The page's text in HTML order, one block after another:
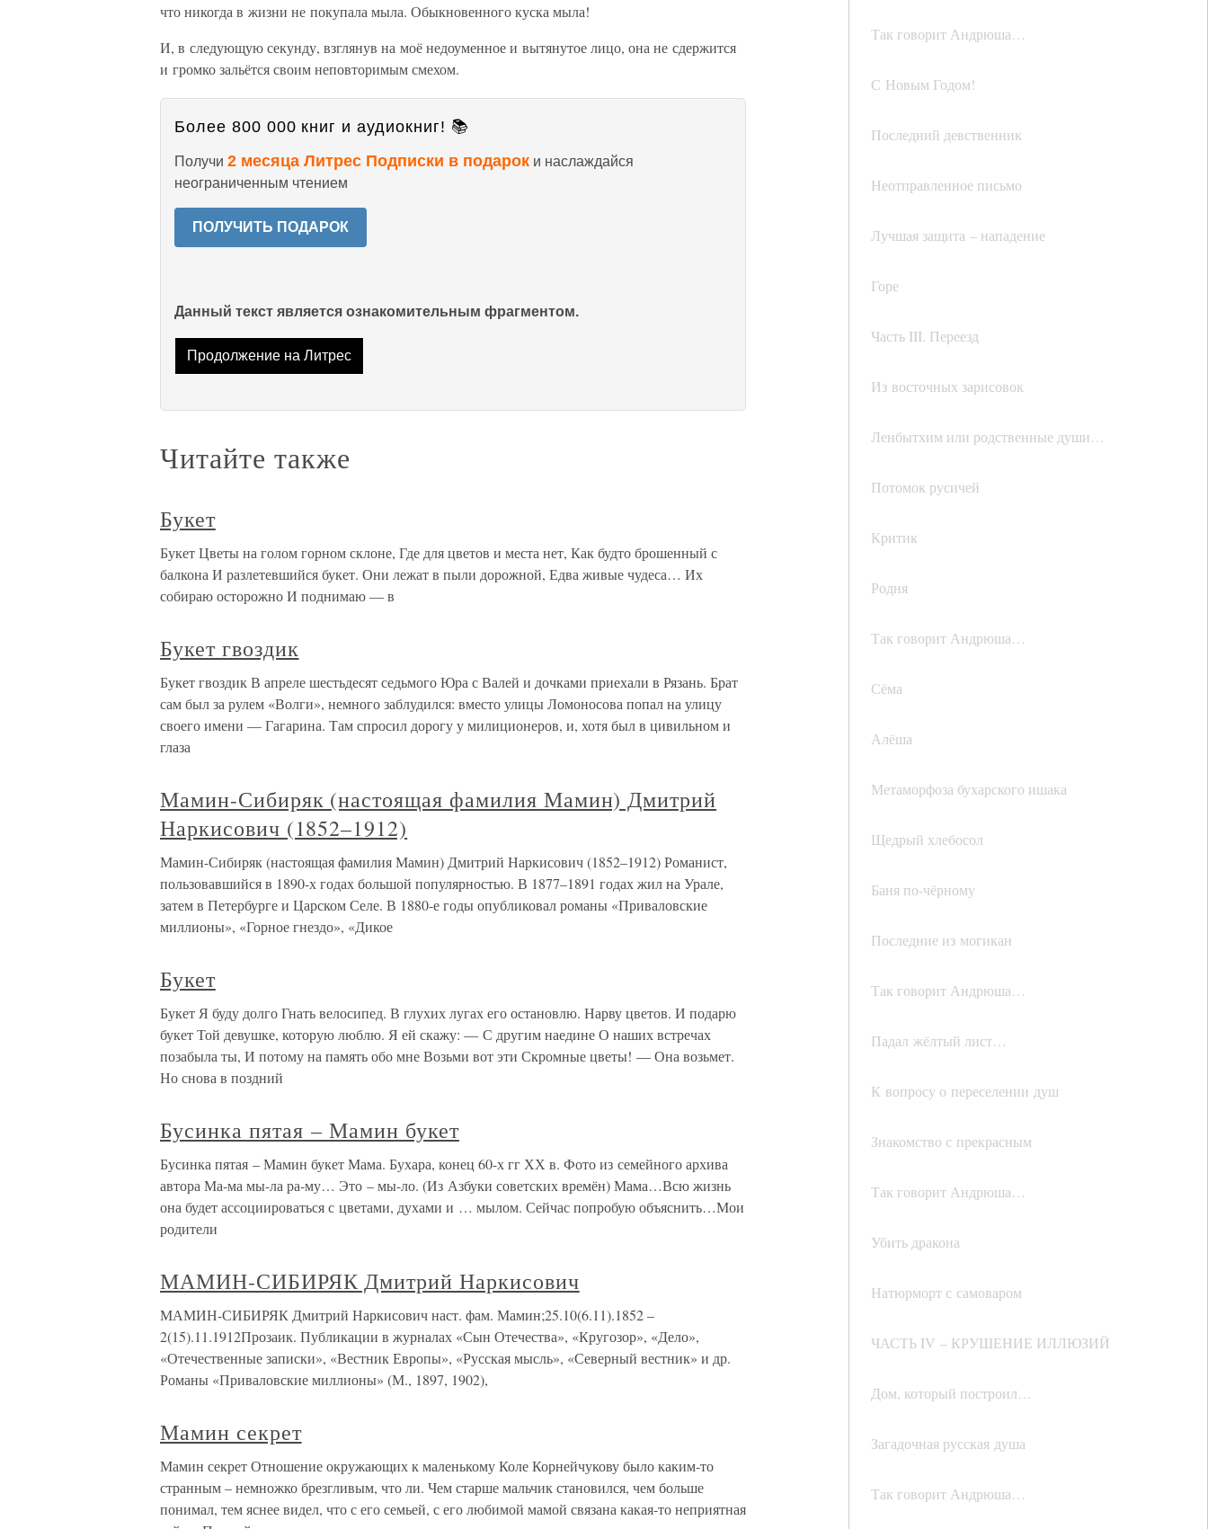
Так говорит Андрюша…
С Новым Годом!
Последний девственник
Неотправленное письмо
Лучшая защита – нападение
Горе
Часть III. Переезд
Из восточных зарисовок
Ленбытхим или родственные души…
Потомок русичей
Критик
Родня
Так говорит Андрюша…
Сёма
Алёша
Метаморфоза бухарского ишака
Щедрый хлебосол
Баня по-чёрному
Последние из могикан
Так говорит Андрюша…
Падал жёлтый лист…
К вопросу о переселении душ
Знакомство с прекрасным
Так говорит Андрюша…
Убить дракона
Натюрморт с самоваром
ЧАСТЬ IV – КРУШЕНИЕ ИЛЛЮЗИЙ
Дом, который построил…
Загадочная русская душа
Так говорит Андрюша…
что никогда в жизни не покупала мыла. Обыкновенного куска мыла!
И, в следующую секунду, взглянув на моё недоуменное и вытянутое лицо, она не сдержится
и громко зальётся своим неповторимым смехом.
Более 800 000 книг и аудиокниг! 📚
Получи 2 месяца Литрес Подписки в подарок и наслаждайся
неограниченным чтением
ПОЛУЧИТЬ ПОДАРОК
Данный текст является ознакомительным фрагментом.
Продолжение на Литрес
Читайте также
Букет
Букет Цветы на голом горном склоне, Где для цветов и места нет, Как будто брошенный с
балкона И разлетевшийся букет. Они лежат в пыли дорожной, Едва живые чудеса… Их
собираю осторожно И поднимаю — в
Букет гвоздик
Букет гвоздик В апреле шестьдесят седьмого Юра с Валей и дочками приехали в Рязань. Брат
сам был за рулем «Волги», немного заблудился: вместо улицы Ломоносова попал на улицу
своего имени — Гагарина. Там спросил дорогу у милиционеров, и, хотя был в цивильном и
глаза
Мамин-Сибиряк (настоящая фамилия Мамин) Дмитрий
Наркисович (1852–1912)
Мамин-Сибиряк (настоящая фамилия Мамин) Дмитрий Наркисович (1852–1912) Романист,
пользовавшийся в 1890-х годах большой популярностью. В 1877–1891 годах жил на Урале,
затем в Петербурге и Царском Селе. В 1880-е годы опубликовал романы «Приваловские
миллионы», «Горное гнездо», «Дикое
Букет
Букет Я буду долго Гнать велосипед. В глухих лугах его остановлю. Нарву цветов. И подарю
букет Той девушке, которую люблю. Я ей скажу: — С другим наедине О наших встречах
позабыла ты, И потому на память обо мне Возьми вот эти Скромные цветы! — Она возьмет.
Но снова в поздний
Бусинка пятая – Мамин букет
Бусинка пятая – Мамин букет Мама. Бухара, конец 60-х гг ХХ в. Фото из семейного архива
автора Ма-ма мы-ла ра-му… Это – мы-ло. (Из Азбуки советских времён) Мама…Всю жизнь
она будет ассоциироваться с цветами, духами и … мылом. Сейчас попробую объяснить…Мои
родители
МАМИН-СИБИРЯК Дмитрий Наркисович
МАМИН-СИБИРЯК Дмитрий Наркисович наст. фам. Мамин;25.10(6.11).1852 –
2(15).11.1912Прозаик. Публикации в журналах «Сын Отечества», «Кругозор», «Дело»,
«Отечественные записки», «Вестник Европы», «Русская мысль», «Северный вестник» и др.
Романы «Приваловские миллионы» (М., 1897, 1902),
Мамин секрет
Мамин секрет Отношение окружающих к маленькому Коле Корнейчукову было каким-то
странным – немножко брезгливым, что ли. Чем старше мальчик становился, чем больше
понимал, тем яснее видел, что с его семьей, с его любимой мамой связана какая-то неприятная